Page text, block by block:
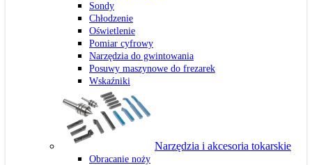
Sondy
Chłodzenie
Oświetlenie
Pomiar cyfrowy
Narzędzia do gwintowania
Posuwy maszynowe do frezarek
Wskaźniki
Narzędzia i akcesoria tokarskie
Obracanie noży